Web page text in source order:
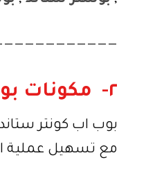
٢- مكونات بوب اب كونتر pop up counter stand:
بوب اب كونتر
مع تسهيل عملية